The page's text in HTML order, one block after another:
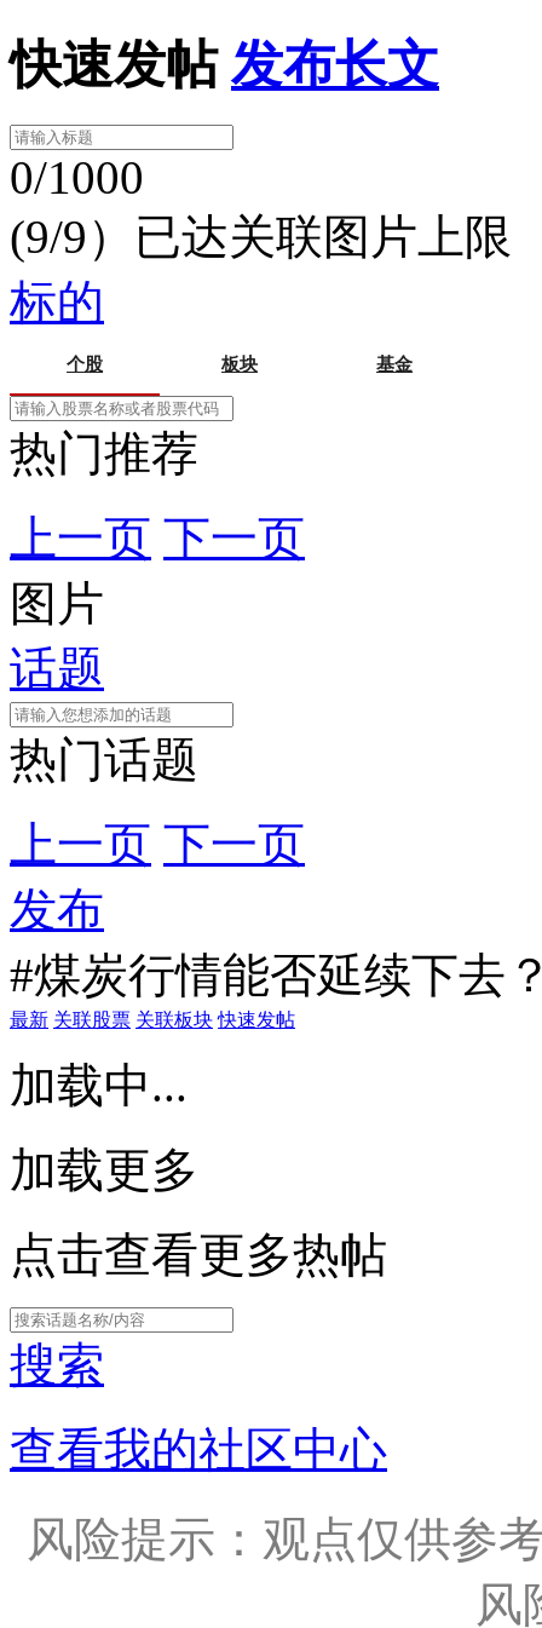
快速发帖 发布长文
0/1000
(9/9）已达关联图片上限
标的
个股 板块 基金
热门推荐
上一页 下一页
图片
话题
热门话题
上一页 下一页
发布
#煤炭行情能否延续下去
最新 关联股票 关联板块 快速发帖
加载中...
加载更多
点击查看更多热帖
搜索
查看我的社区中心
风险提示：观点仅供参
风